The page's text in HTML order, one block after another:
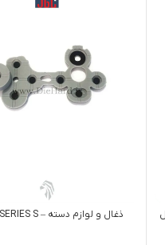
ذغال و لوازم دسته – XBOX SERIES S